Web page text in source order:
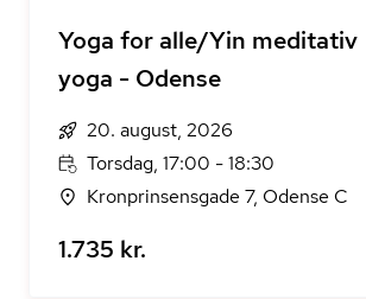
Yoga for alle/Yin meditativ
yoga - Odense
20. august, 2026
Torsdag, 17:00 - 18:30
Kronprinsensgade 7, Odense C
1.735 kr.